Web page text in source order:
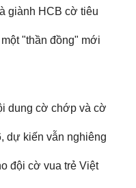
giành HCB cờ tiêu
"thần đồng" mới
dung cờ chớp và cờ
dự kiến vẫn nghiêng
đội cờ vua trẻ Việt